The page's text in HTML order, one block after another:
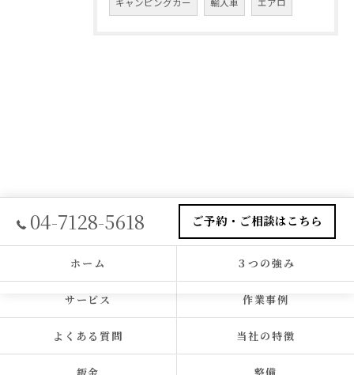
04-7128-5618 ご予約・ご相談はこちら
ホーム ３つの強み
サービス 作業事例
よくある質問 当社の特徴